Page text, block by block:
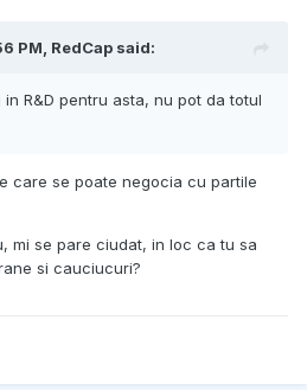
PM, RedCap said:
R&D pentru asta, nu pot da totul
care se poate negocia cu partile
mi se pare ciudat, in loc ca tu sa
si cauciucuri?